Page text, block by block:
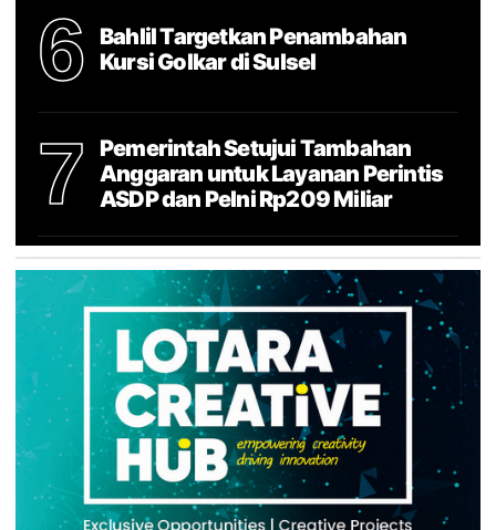
6
Bahlil Targetkan Penambahan
Kursi Golkar di Sulsel
7
Pemerintah Setujui Tambahan
Anggaran untuk Layanan Perintis
ASDP dan Pelni Rp209 Miliar